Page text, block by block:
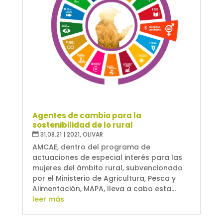
Agentes de cambio para la
sostenibilidad de lo rural
31.08.21 | 2021,OLIVAR
AMCAE, dentro del programa de
actuaciones de especial interés para las
mujeres del ámbito rural, subvencionado
por el Ministerio de Agricultura, Pesca y
Alimentación, MAPA, lleva a cabo esta...
leer más